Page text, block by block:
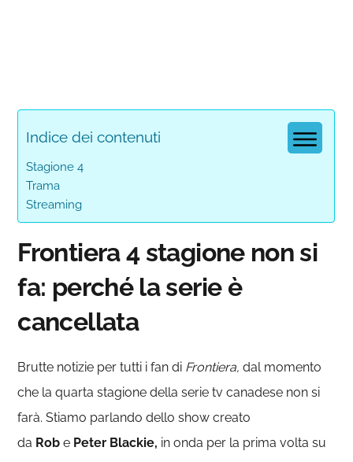
Indice dei contenuti
Stagione 4
Trama
Streaming
Frontiera 4 stagione non si
fa: perché la serie è
cancellata
Brutte notizie per tutti i fan di Frontiera, dal momento
che la quarta stagione della serie tv canadese non si
farà. Stiamo parlando dello show creato
da Robe Peter Blackie, in onda per la prima volta su